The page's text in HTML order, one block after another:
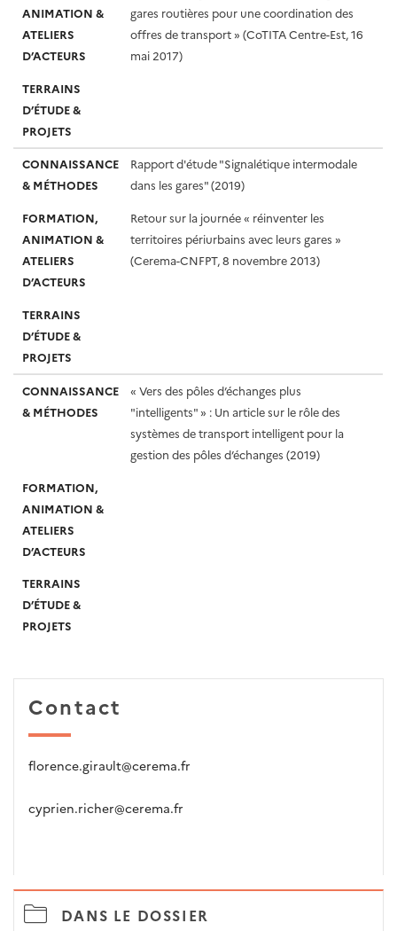
ANIMATION &
ATELIERS
D’ACTEURS
gares routières pour une coordination des
offres de transport » (CoTITA Centre-Est, 16
mai 2017)
TERRAINS
D’ÉTUDE &
PROJETS
CONNAISSANCE
& MÉTHODES
Rapport d'étude "Signalétique intermodale
dans les gares" (2019)
FORMATION,
ANIMATION &
ATELIERS
D’ACTEURS
Retour sur la journée « réinventer les
territoires périurbains avec leurs gares »
(Cerema-CNFPT, 8 novembre 2013)
TERRAINS
D’ÉTUDE &
PROJETS
CONNAISSANCE
& MÉTHODES
« Vers des pôles d’échanges plus
"intelligents" » : Un article sur le rôle des
systèmes de transport intelligent pour la
gestion des pôles d’échanges (2019)
FORMATION,
ANIMATION &
ATELIERS
D’ACTEURS
TERRAINS
D’ÉTUDE &
PROJETS
Contact
florence.girault@cerema.fr
cyprien.richer@cerema.fr
DANS LE DOSSIER